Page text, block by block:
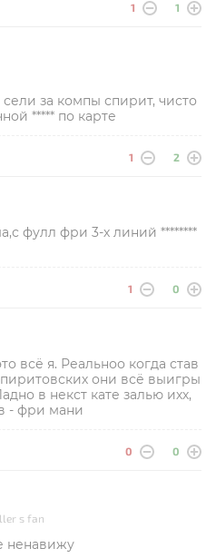
1 1
за компы спирит, чисто
***** по карте
1 2
фулл фри 3-х линий ********
1 0
всё я. Реальноо когда став
они всё выигры
в некст кате залью ихх,
- фри мани
0 0
s fan
ненавижу